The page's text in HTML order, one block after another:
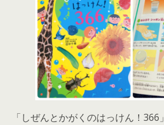
「しぜんとかがくのはっけん！366」